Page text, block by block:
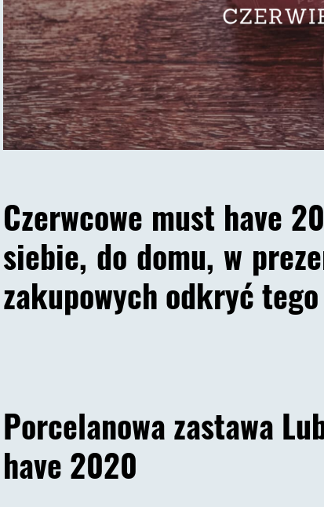
Czerwcowe must have
siebie, do domu, w
zakupowych odkryć
Porcelanowa zastawa
have 2020